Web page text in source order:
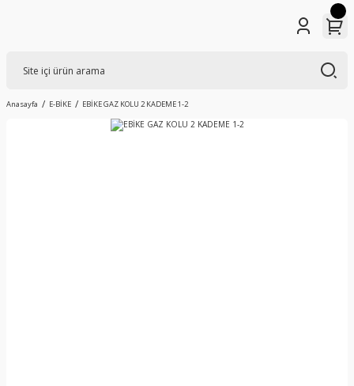
Anasayfa E-BİKE EBİKE GAZ KOLU 2 KADEME 1-2